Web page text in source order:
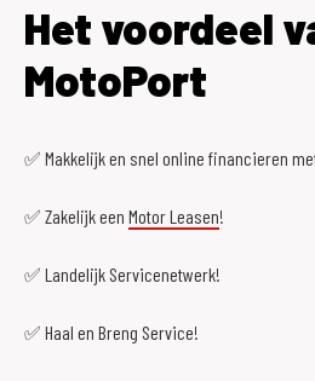
Het voordeel
MotoPort
✅ Makkelijk en snel online financieren
✅ Zakelijk een Motor Leasen!
✅ Landelijk Servicenetwerk!
✅ Haal en Breng Service!